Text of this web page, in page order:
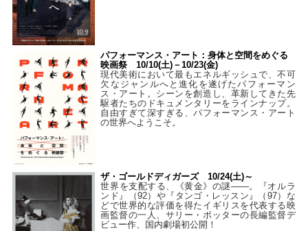
パフォーマンス・アート：身体と空間をめぐる
映画祭 10/10(土)－10/23(金)
現代美術において最もエネルギッシュで、不可
欠なジャンルへと進化を遂げたパフォーマン
ス・アート。シーンを創造し、革新してきた先
駆者たちのドキュメンタリーをラインナップ。
自由すぎて深すぎる、パフォーマンス・アート
の世界へようこそ。
ザ・ゴールドディガーズ 10/24(土)～
世界を支配する、《黄金》の謎――。『オルラ
ンド』（92）や『タンゴ・レッスン』（97）な
どで世界的な評価を得たイギリスを代表する映
画監督の一人、サリー・ポッターの長編監督デ
ビュー作、国内劇場初公開！